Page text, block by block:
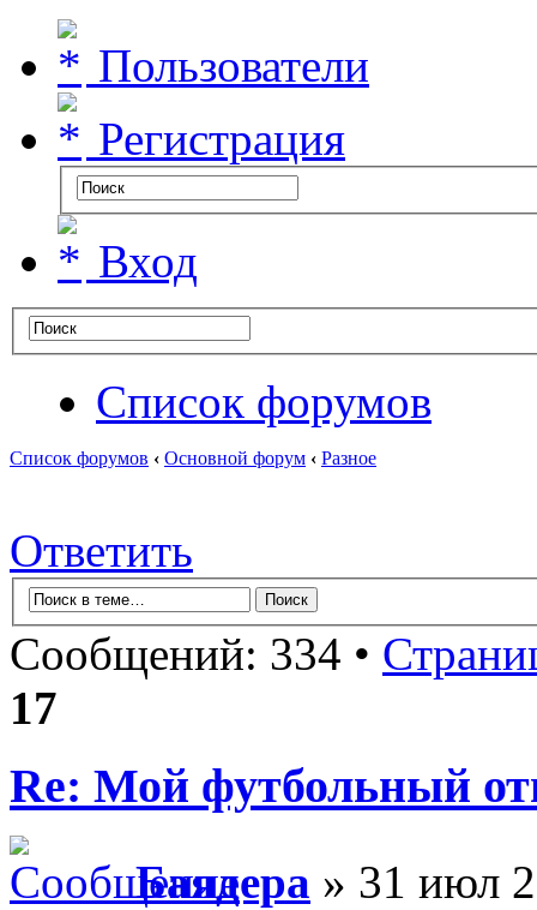
Пользователи
Регистрация
Вход
Список форумов
Список форумов ‹ Основной форум ‹ Разное
Ответить
Сообщений: 334 •
17
Re: Мой футбольный
Баядера » 31 июл